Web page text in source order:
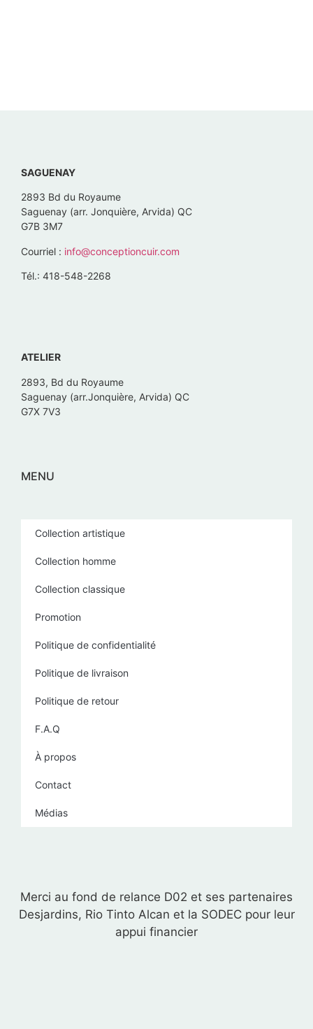
SAGUENAY
2893 Bd du Royaume
Saguenay (arr. Jonquière, Arvida) QC
G7B 3M7
Courriel : info@conceptioncuir.com
Tél.: 418-548-2268
ATELIER
2893, Bd du Royaume
Saguenay (arr.Jonquière, Arvida) QC
G7X 7V3
MENU
Collection artistique
Collection homme
Collection classique
Promotion
Politique de confidentialité
Politique de livraison
Politique de retour
F.A.Q
À propos
Contact
Médias
Merci au fond de relance D02 et ses partenaires
Desjardins, Rio Tinto Alcan et la SODEC pour leur
appui financier